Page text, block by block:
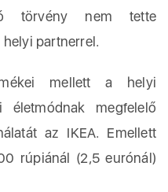
törvény nem tette
partnerrel.
mellett a helyi
életmódnak megfelelő
az IKEA. Emellett
rúpiánál (2,5 eurónál)